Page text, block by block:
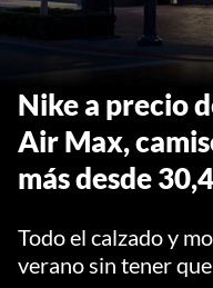
Nike a precio
Air Max,
más desde
Todo el calzado y
verano sin tener